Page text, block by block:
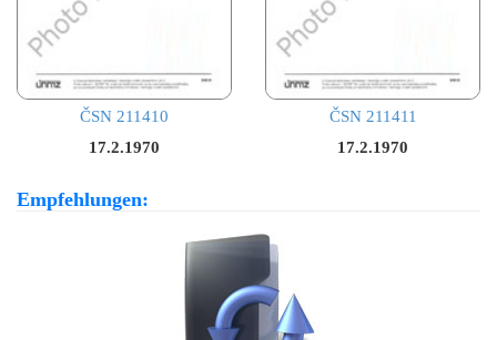
ČSN 211410
17.2.1970
ČSN 211411
17.2.1970
Empfehlungen: